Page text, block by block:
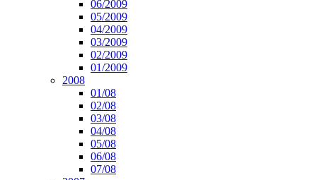
06/2009
05/2009
04/2009
03/2009
02/2009
01/2009
2008
01/08
02/08
03/08
04/08
05/08
06/08
07/08